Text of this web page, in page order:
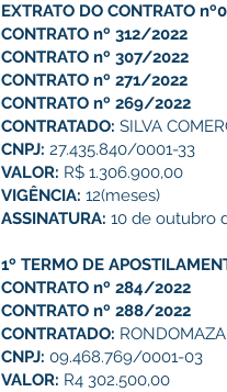
EXTRATO DO CONTRATO
CONTRATO nº 312/2022
CONTRATO nº 307/2022
CONTRATO nº 271/2022
CONTRATO nº 269/2022
CONTRATADO: SILVA
CNPJ: 27.435.840/0001-33
VALOR: R$ 1.306.900,00
VIGÊNCIA: 12(meses)
ASSINATURA: 10 de outubro
1º TERMO DE
CONTRATO nº 284/2022
CONTRATO nº 288/2022
CONTRATADO:
CNPJ: 09.468.769/0001-03
VALOR: R4 302.500,00